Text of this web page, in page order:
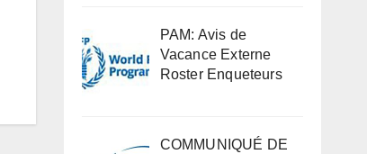
PAM: Avis de
Vacance Externe
Roster Enqueteurs
COMMUNIQUÉ DE